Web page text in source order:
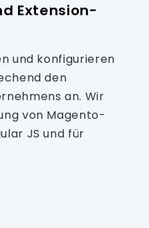
Extension-
und konfigurieren
den
an. Wir
von Magento-
JS und für